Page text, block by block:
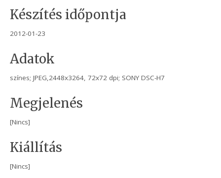
Készítés időpontja
2012-01-23
Adatok
színes; JPEG,2448x3264, 72x72 dpi; SONY DSC-H7
Megjelenés
[Nincs]
Kiállítás
[Nincs]